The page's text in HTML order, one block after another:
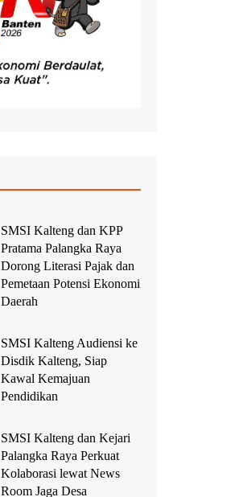
SMSI Kalteng dan KPP
Pratama Palangka Raya
Dorong Literasi Pajak dan
Pemetaan Potensi Ekonomi
Daerah
SMSI Kalteng Audiensi ke
Disdik Kalteng, Siap
Kawal Kemajuan
Pendidikan
SMSI Kalteng dan Kejari
Palangka Raya Perkuat
Kolaborasi lewat News
Room Jaga Desa